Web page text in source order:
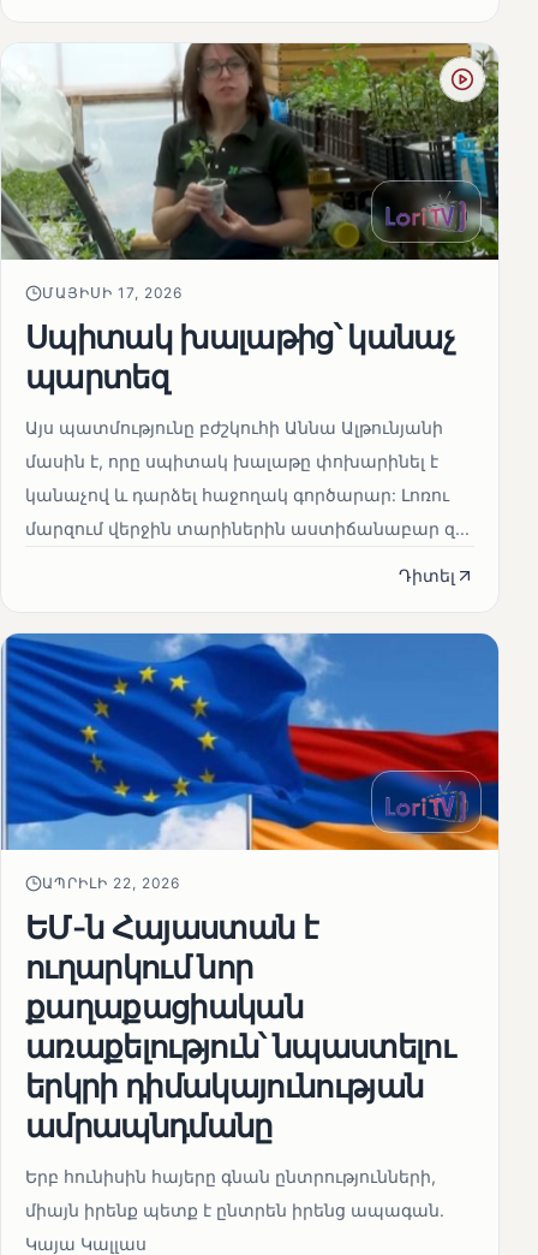
ՄԱՅԻՍԻ 17, 2026
Սպիտակ խալաթից՝ կանաչ
պարտեզ
Այս պատմությունը բժշկուհի Աննա Ալթունյանի
մասին է, որը սպիտակ խալաթը փոխարինել է
կանաչով և դարձել հաջողակ գործարար: Լոռու
մարզում վերջին տարիներին աստիճանաբար զ...
Դիտել
ԱՊՐԻԼԻ 22, 2026
ԵՄ-ն Հայաստան է
ուղարկում նոր
քաղաքացիական
առաքելություն՝ նպաստելու
երկրի դիմակայունության
ամրապնդմանը
Երբ հունիսին հայերը գնան ընտրությունների,
միայն իրենք պետք է ընտրեն իրենց ապագան.
Կայա Կալլաս